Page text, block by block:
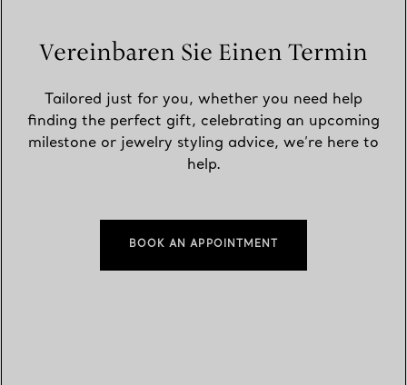
Vereinbaren Sie Einen Termin
Tailored just for you, whether you need help
finding the perfect gift, celebrating an upcoming
milestone or jewelry styling advice, we’re here to
help.
BOOK AN APPOINTMENT